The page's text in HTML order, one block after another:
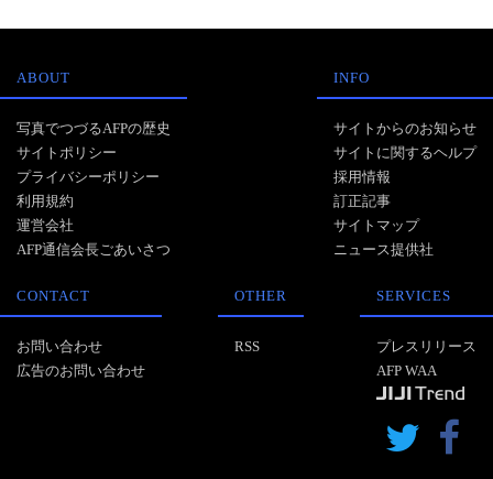
ABOUT
写真でつづるAFPの歴史
サイトポリシー
プライバシーポリシー
利用規約
運営会社
AFP通信会長ごあいさつ
INFO
サイトからのお知らせ
サイトに関するヘルプ
採用情報
訂正記事
サイトマップ
ニュース提供社
CONTACT
お問い合わせ
広告のお問い合わせ
OTHER
RSS
SERVICES
プレスリリース
AFP WAA